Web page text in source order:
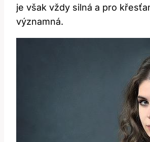
je však vždy silná a pro
významná.